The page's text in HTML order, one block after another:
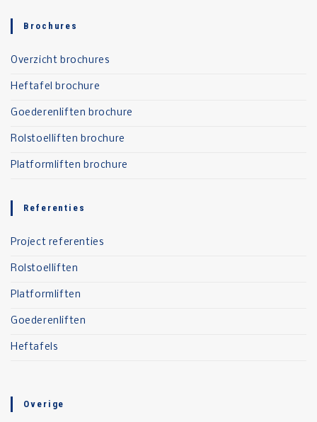
Brochures
Overzicht brochures
Heftafel brochure
Goederenliften brochure
Rolstoelliften brochure
Platformliften brochure
Referenties
Project referenties
Rolstoelliften
Platformliften
Goederenliften
Heftafels
Overige